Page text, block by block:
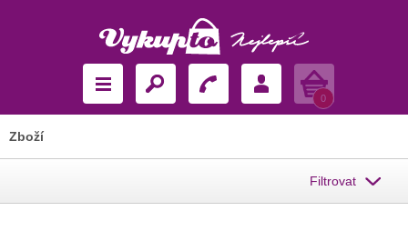
Košík
0
Zboží
Filtrovat